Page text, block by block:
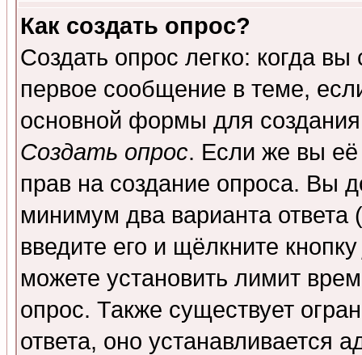
Как создать опрос?
Создать опрос легко: когда
первое сообщение в теме,
основной формы для
Создать опрос. Если же вы её
прав на создание опроса. Вы
минимум два варианта ответа
введите его и щёлкните
можете установить лимит
опрос. Также существует
ответа, оно устанавливается